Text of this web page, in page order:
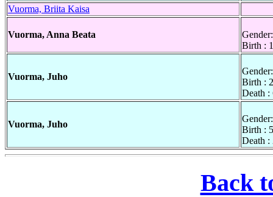
Vuorma, Briita Kaisa
Vuorma, Anna Beata
Birth :
Vuorma, Juho
Birth :
Death :
Vuorma, Juho
Birth :
Death :
Back